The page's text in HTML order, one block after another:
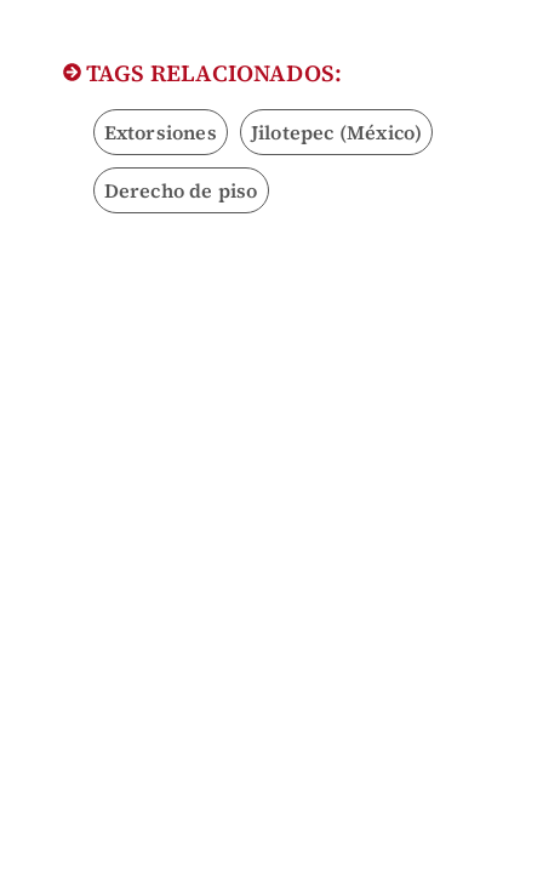
TAGS RELACIONADOS:
Extorsiones Jilotepec (México)
Derecho de piso